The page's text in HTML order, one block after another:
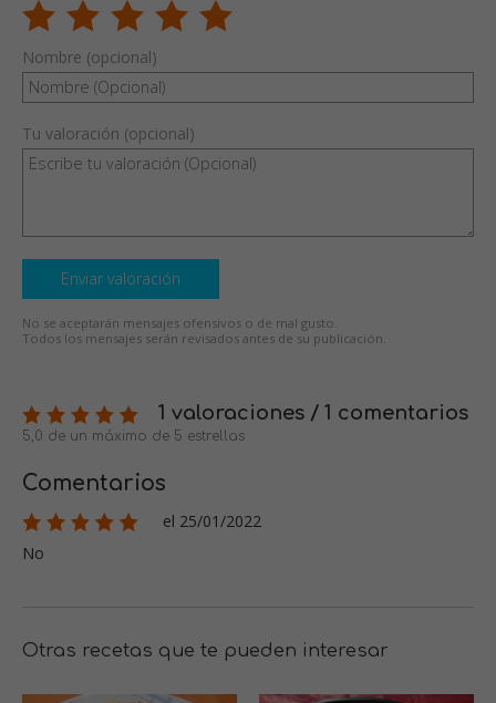
Nombre (opcional)
Tu valoración (opcional)
Enviar valoración
No se aceptarán mensajes ofensivos o de mal gusto.
Todos los mensajes serán revisados antes de su publicación.
1 valoraciones / 1 comentarios
5,0 de un máximo de 5 estrellas
Comentarios
el 25/01/2022
No
Otras recetas que te pueden interesar